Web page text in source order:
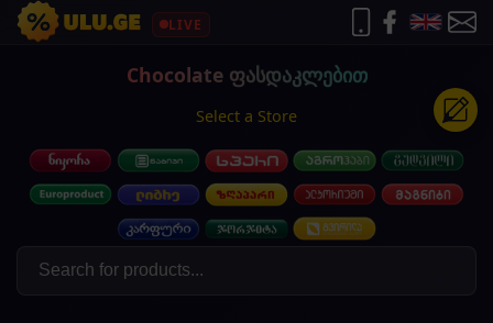
LIVE
Chocolate ფასდაკლებით
Select a Store